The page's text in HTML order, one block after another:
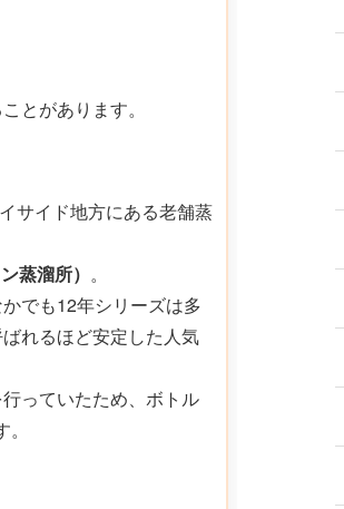
とがあります。
サイド地方にある老舗蒸
蒸溜所） 。
でも12年シリーズは多
れるほど安定した人気
っていたため、ボトル